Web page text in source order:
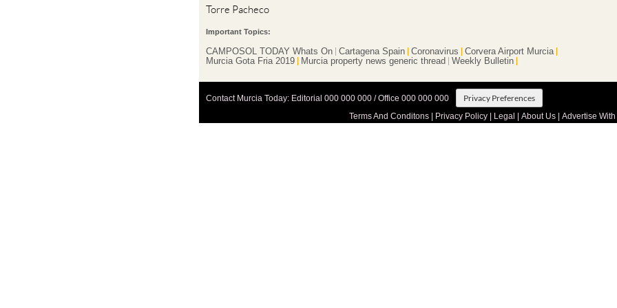
Torre Pacheco
Important Topics:
CAMPOSOL TODAY Whats On Cartagena Spain Coronavirus
Corvera Airport Murcia
Murcia Gota Fria 2019
Murcia property news generic thread Weekly Bulletin
Contact Murcia Today: Editorial 000 000 000 / Office 000 000 000 Privacy Preferences
Terms And Conditons| Privacy Policy| Legal About Us| Advertise